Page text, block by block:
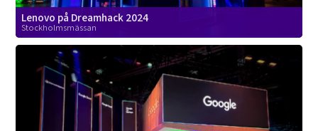
Lenovo på Dreamhack 2024
Stockholmsmässan